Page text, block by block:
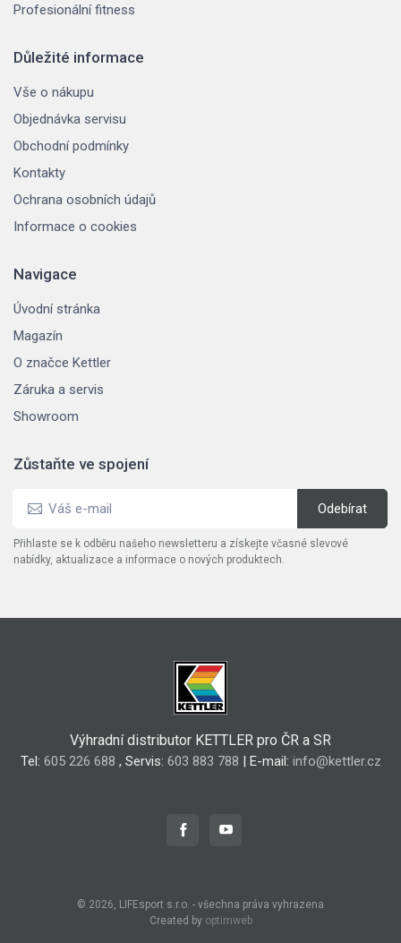
Profesionální fitness
Důležité informace
Vše o nákupu
Objednávka servisu
Obchodní podmínky
Kontakty
Ochrana osobních údajů
Informace o cookies
Navigace
Úvodní stránka
Magazín
O značce Kettler
Záruka a servis
Showroom
Zůstaňte ve spojení
Přihlaste se k odběru našeho newsletteru a získejte včasné slevové
nabídky, aktualizace a informace o nových produktech.
Výhradní distributor KETTLER pro ČR a SR
Tel: 605 226 688 , Servis: 603 883 788 | E-mail: info@kettler.cz
© 2026, LIFEsport s.r.o. - všechna práva vyhrazena
Created by optimweb